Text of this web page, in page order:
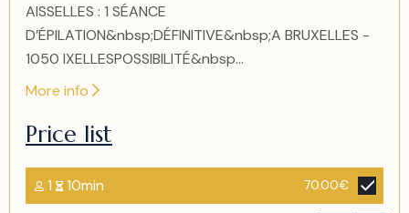
AISSELLES : 1 SÉANCE
D’ÉPILATION&nbsp;DÉFINITIVE&nbsp;A BRUXELLES -
1050 IXELLESPOSSIBILITÉ&nbsp...
More info
Price list
1 10min 70.00€